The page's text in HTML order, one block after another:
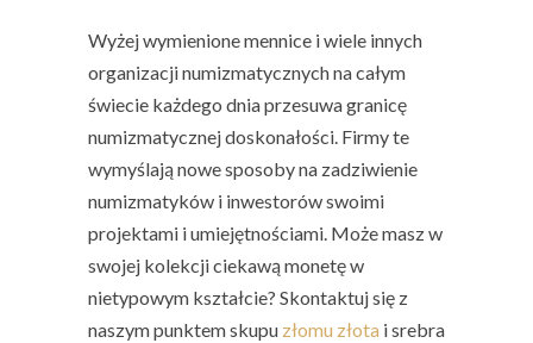
Wyżej wymienione mennice i wiele innych
organizacji numizmatycznych na całym
świecie każdego dnia przesuwa granicę
numizmatycznej doskonałości. Firmy te
wymyślają nowe sposoby na zadziwienie
numizmatyków i inwestorów swoimi
projektami i umiejętnościami. Może masz w
swojej kolekcji ciekawą monetę w
nietypowym kształcie? Skontaktuj się z
naszym punktem skupu złomu złota i srebra